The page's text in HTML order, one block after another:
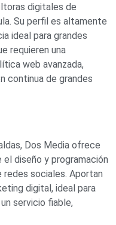
digitales de
Su perfil es altamente
ideal para grandes
requieren una
web avanzada,
continua de grandes
Dos Media ofrece
diseño y programación
sociales. Aportan
digital, ideal para
servicio fiable,